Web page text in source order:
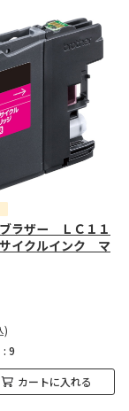
ラザー ＬＣ１１
イクルインク マ
)
: 9
カートに入れる